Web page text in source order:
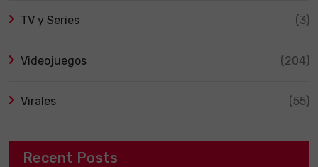
TV y Series (3)
Videojuegos (204)
Virales (55)
Recent Posts